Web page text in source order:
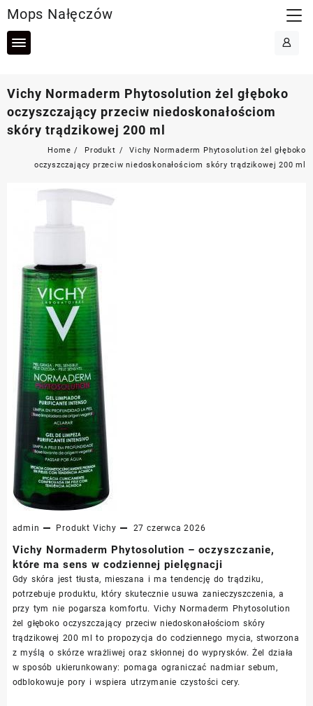
to
content
Mops Nałęczów
Vichy Normaderm Phytosolution żel głęboko
oczyszczający przeciw niedoskonałościom
skóry trądzikowej 200 ml
Home Produkt
Vichy Normaderm Phytosolution żel głęboko
oczyszczający przeciw niedoskonałościom skóry trądzikowej 200 ml
admin Produkt Vichy 27 czerwca 2026
Vichy Normaderm Phytosolution – oczyszczanie,
które ma sens w codziennej pielęgnacji
Gdy skóra jest tłusta, mieszana i ma tendencję do trądziku,
potrzebuje produktu, który skutecznie usuwa zanieczyszczenia, a
przy tym nie pogarsza komfortu. Vichy Normaderm Phytosolution
żel głęboko oczyszczający przeciw niedoskonałościom skóry
trądzikowej 200 ml to propozycja do codziennego mycia, stworzona
z myślą o skórze wrażliwej oraz skłonnej do wyprysków. Żel działa
w sposób ukierunkowany: pomaga ograniczać nadmiar sebum,
odblokowuje pory i wspiera utrzymanie czystości cery.